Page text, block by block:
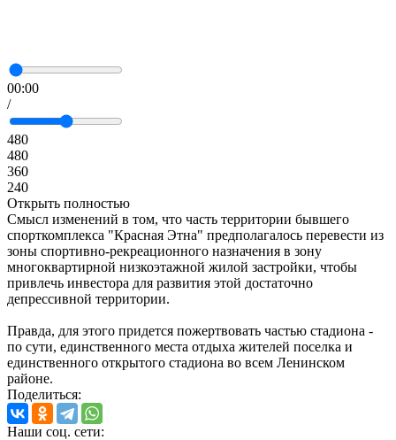
00:00
/
480
480
360
240
Открыть полностью
Смысл изменений в том, что часть территории бывшего
спорткомплекса "Красная Этна" предполагалось перевести из
зоны спортивно-рекреационного назначения в зону
многоквартирной низкоэтажной жилой застройки, чтобы
привлечь инвестора для развития этой достаточно
депрессивной территории.
Правда, для этого придется пожертвовать частью стадиона -
по сути, единственного места отдыха жителей поселка и
единственного открытого стадиона во всем Ленинском
районе.
Поделиться:
Наши соц. сети: